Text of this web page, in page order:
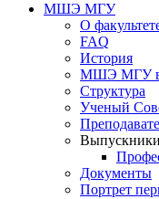
МШЭ МГУ
О
FAQ
История
МШЭ МГУ в
Структура
Ученый
Выпускники
Документы
Портрет